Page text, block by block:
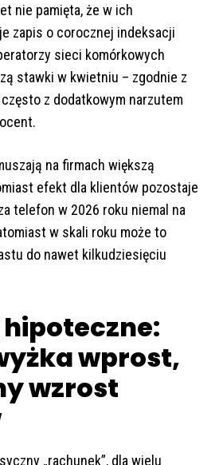
nie pamięta, że w ich
zapis o corocznej indeksacji
sieci komórkowych
stawki w kwietniu – zgodnie z
często z dodatkowym narzutem
na firmach większą
efekt dla klientów pozostaje
telefon w 2026 roku niemal na
w skali roku może to
do nawet kilkudziesięciu
wprost,
wzrost
„rachunek”, dla wielu